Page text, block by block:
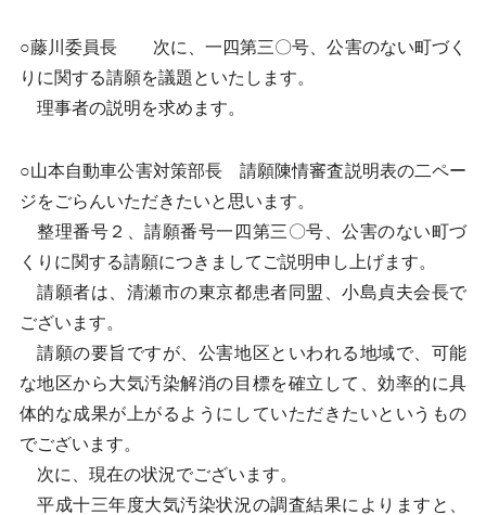
○藤川委員長 次に、一四第三〇号、公害のない町づく
りに関する請願を議題といたします。
理事者の説明を求めます。
○山本自動車公害対策部長 請願陳情審査説明表の二ペー
ジをごらんいただきたいと思います。
整理番号２、請願番号一四第三〇号、公害のない町づ
くりに関する請願につきましてご説明申し上げます。
請願者は、清瀬市の東京都患者同盟、小島貞夫会長で
ございます。
請願の要旨ですが、公害地区といわれる地域で、可能
な地区から大気汚染解消の目標を確立して、効率的に具
体的な成果が上がるようにしていただきたいというもの
でございます。
次に、現在の状況でございます。
平成十三年度大気汚染状況の調査結果によりますと、